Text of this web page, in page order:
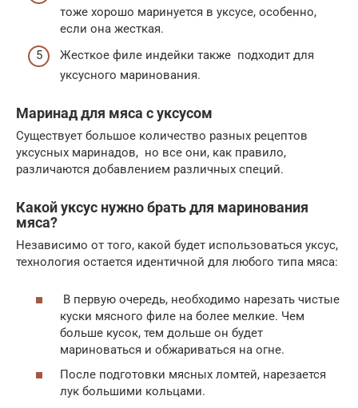
тоже хорошо маринуется в уксусе, особенно,
если она жесткая.
Жесткое филе индейки также подходит для
уксусного маринования.
Маринад для мяса с уксусом
Существует большое количество разных рецептов
уксусных маринадов, но все они, как правило,
различаются добавлением различных специй.
Какой уксус нужно брать для маринования
мяса?
Независимо от того, какой будет использоваться уксус,
технология остается идентичной для любого типа мяса:
В первую очередь, необходимо нарезать чистые
куски мясного филе на более мелкие. Чем
больше кусок, тем дольше он будет
мариноваться и обжариваться на огне.
После подготовки мясных ломтей, нарезается
лук большими кольцами.